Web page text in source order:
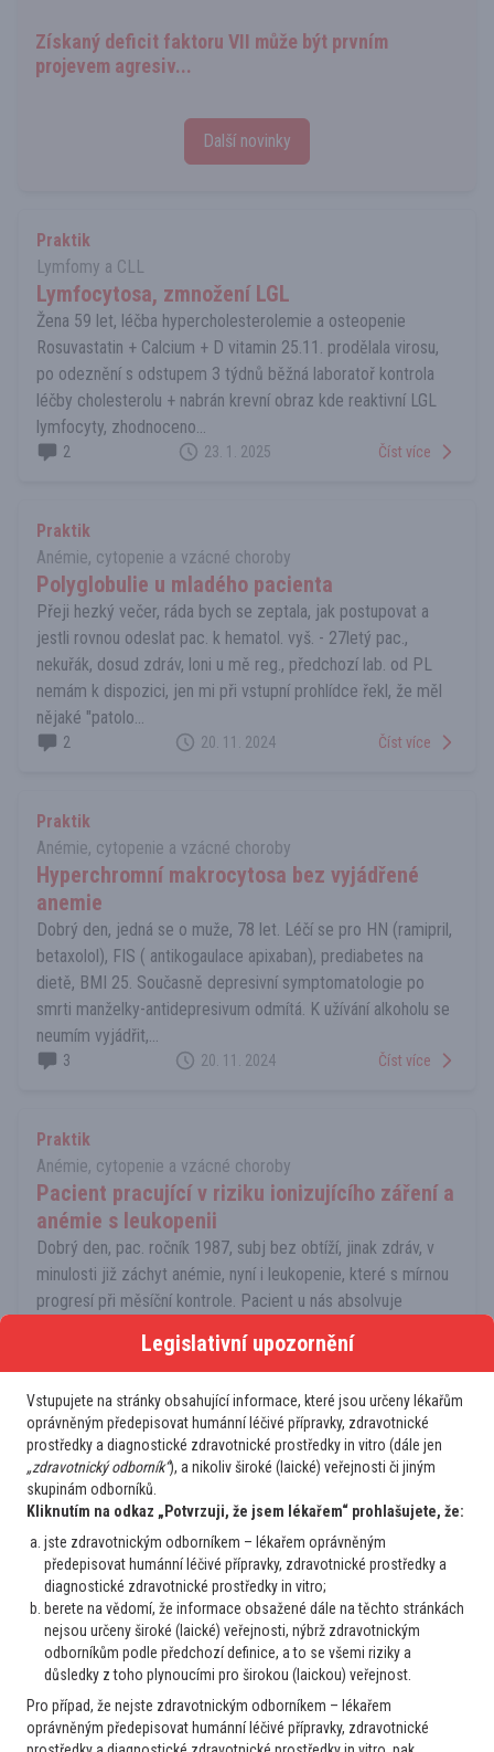
Získaný deficit faktoru VII může být prvním
projevem agresiv...
Další novinky
Praktik
Lymfomy a CLL
Lymfocytosa, zmnožení LGL
Žena 59 let, léčba hypercholesterolemie a osteopenie
Rosuvastatin + Calcium + D vitamin 25.11. prodělala virosu,
po odeznění s odstupem 3 týdnů běžná laboratoř kontrola
léčby cholesterolu + nabrán krevní obraz kde reaktivní LGL
lymfocyty, zhodnoceno...
2 23. 1. 2025 Číst více
Praktik
Anémie, cytopenie a vzácné choroby
Polyglobulie u mladého pacienta
Přeji hezký večer, ráda bych se zeptala, jak postupovat a
jestli rovnou odeslat pac. k hematol. vyš. - 27letý pac.,
nekuřák, dosud zdráv, loni u mě reg., předchozí lab. od PL
nemám k dispozici, jen mi při vstupní prohlídce řekl, že měl
nějaké "patolo...
2 20. 11. 2024 Číst více
Praktik
Anémie, cytopenie a vzácné choroby
Hyperchromní makrocytosa bez vyjádřené
anemie
Dobrý den, jedná se o muže, 78 let. Léčí se pro HN (ramipril,
betaxolol), FIS ( antikogaulace apixaban), prediabetes na
dietě, BMI 25. Současně depresivní symptomatologie po
smrti manželky-antidepresivum odmítá. K užívání alkoholu se
neumím vyjádřit,...
3 20. 11. 2024 Číst více
Praktik
Anémie, cytopenie a vzácné choroby
Pacient pracující v riziku ionizujícího záření a
anémie s leukopenii
Dobrý den, pac. ročník 1987, subj bez obtíží, jinak zdráv, v
minulosti již záchyt anémie, nyní i leukopenie, které s mírnou
progresí při měsíční kontrole. Pacient u nás absolvuje
ionizujícího záře...
Praktik
Anémie, cytopenie a vzácné choroby
Perniciozní anemie a těhotenství
Vážené kolegium, žena 31 let, léčená pro Crohnovu chorobu
od roku 2016 (ileocékální forma s dlouhodobou remisí; v
medikaci mesalazin granule 2g 1-0-0), v roce 2021
diagnostikovaná perniciozní anemie (GFS s histologickým
obrazem mírné chronické gastri...
2 10. 11. 2024 Číst více
Legislativní upozornění
Vstupujete na stránky obsahující informace, které jsou určeny lékařům
oprávněným předepisovat humánní léčivé přípravky, zdravotnické
prostředky a diagnostické zdravotnické prostředky in vitro (dále jen
„zdravotnický odborník“), a nikoliv široké (laické) veřejnosti či jiným
skupinám odborníků.
Kliknutím na odkaz „Potvrzuji, že jsem lékařem“ prohlašujete, že:
jste zdravotnickým odborníkem – lékařem oprávněným
předepisovat humánní léčivé přípravky, zdravotnické prostředky a
diagnostické zdravotnické prostředky in vitro;
berete na vědomí, že informace obsažené dále na těchto stránkách
nejsou určeny široké (laické) veřejnosti, nýbrž zdravotnickým
odborníkům podle předchozí definice, a to se všemi riziky a
důsledky z toho plynoucími pro širokou (laickou) veřejnost.
Pro případ, že nejste zdravotnickým odborníkem – lékařem
oprávněným předepisovat humánní léčivé přípravky, zdravotnické